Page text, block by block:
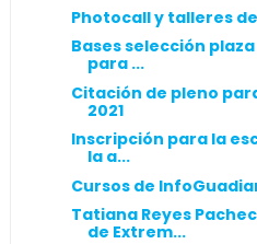
Photocall y talleres
Bases selección
para ...
Citación de pleno
2021
Inscripción para la
la a...
Cursos de
Tatiana Reyes
de Extrem...